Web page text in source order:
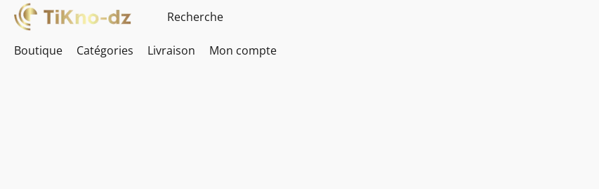
Boutique Catégories Livraison Mon compte